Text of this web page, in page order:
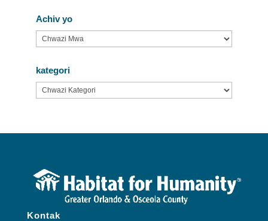
Achiv yo
Achiv
yo
kategori
kategori
Kontak